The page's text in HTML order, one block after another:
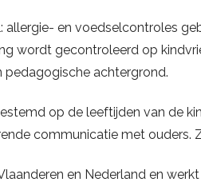
allergie- en voedselcontroles
wordt gecontroleerd op
pedagogische achtergrond.
op de leeftijden van de
communicatie met ouders.
en Nederland en